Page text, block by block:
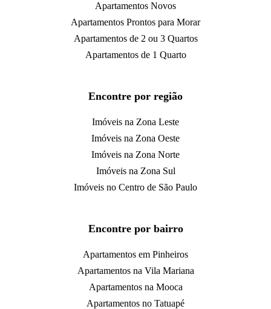
Apartamentos Novos
Apartamentos Prontos para Morar
Apartamentos de 2 ou 3 Quartos
Apartamentos de 1 Quarto
Encontre por região
Imóveis na Zona Leste
Imóveis na Zona Oeste
Imóveis na Zona Norte
Imóveis na Zona Sul
Imóveis no Centro de São Paulo
Encontre por bairro
Apartamentos em Pinheiros
Apartamentos na Vila Mariana
Apartamentos na Mooca
Apartamentos no Tatuapé